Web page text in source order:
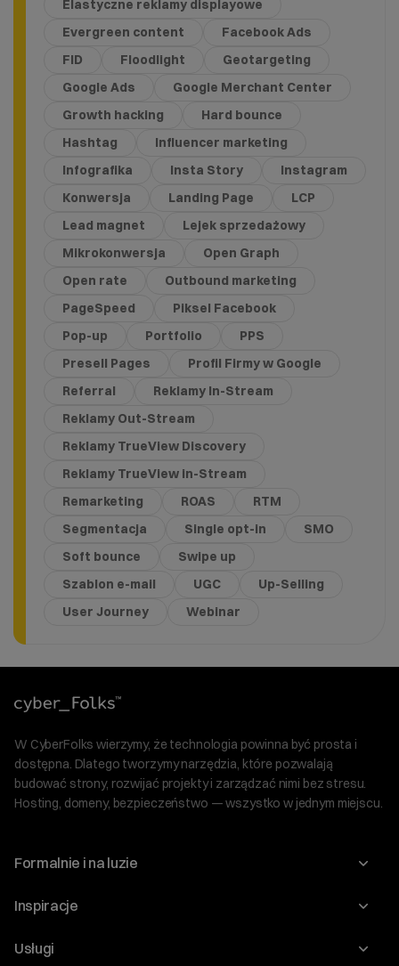
Elastyczne reklamy displayowe
Evergreen content
Facebook Ads
FID
Floodlight
Geotargeting
Google Ads
Google Merchant Center
Growth hacking
Hard bounce
Hashtag
Influencer marketing
Infografika
Insta Story
Instagram
Konwersja
Landing Page
LCP
Lead magnet
Lejek sprzedażowy
Mikrokonwersja
Open Graph
Open rate
Outbound marketing
PageSpeed
Piksel Facebook
Pop-up
Portfolio
PPS
Presell Pages
Profil Firmy w Google
Referral
Reklamy In-Stream
Reklamy Out-Stream
Reklamy TrueView Discovery
Reklamy TrueView in-Stream
Remarketing
ROAS
RTM
Segmentacja
Single opt-in
SMO
Soft bounce
Swipe up
Szablon e-mail
UGC
Up-Selling
User Journey
Webinar
W CyberFolks wierzymy, że technologia powinna być prosta i
dostępna. Dlatego tworzymy narzędzia, które pozwalają
budować strony, rozwijać projekty i zarządzać nimi bez stresu.
Hosting, domeny, bezpieczeństwo — wszystko w jednym miejscu.
Formalnie i na luzie
O nas
Program Korzyści dla Inwestorów
Inspiracje
Blog
Usługi